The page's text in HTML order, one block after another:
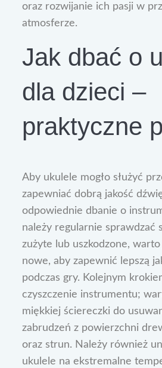
oraz rozwijanie ich pasji w
atmosferze.
Jak dbać o
dla dzieci –
praktyczne
Aby ukulele mogło służyć
zapewniać dobrą jakość
odpowiednie dbanie o
należy regularnie sprawdzać
zużyte lub uszkodzone,
nowe, aby zapewnić lepszą
podczas gry. Kolejnym
czyszczenie instrumentu;
miękkiej ściereczki do
zabrudzeń z powierzchni
oraz strun. Należy również
ukulele na ekstremalne